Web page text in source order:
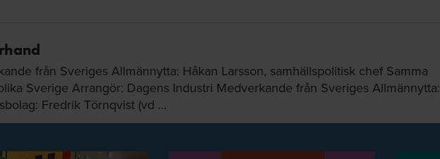
från Sveriges Allmännytta: Håkan Larsson, samhällspolitisk chef Samma
Sverige Arrangör: Dagens Industri Medverkande från Sveriges Allmännytta:
Fredrik Törnqvist (vd …